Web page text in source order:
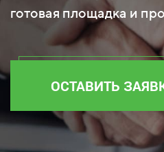
готовая площадка и
ОСТАВИТЬ